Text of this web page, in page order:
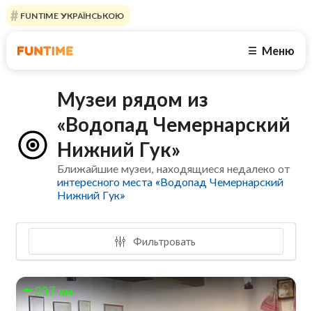
FUNTIME УКРАЇНСЬКОЮ
☰ Меню
Музеи рядом из
«Водопад Чемернарский
Нижний Гук»
Ближайшие музеи, находящиеся недалеко от
интересного места «Водопад Чемернарский
Нижний Гук»
Фильтровать
237 км